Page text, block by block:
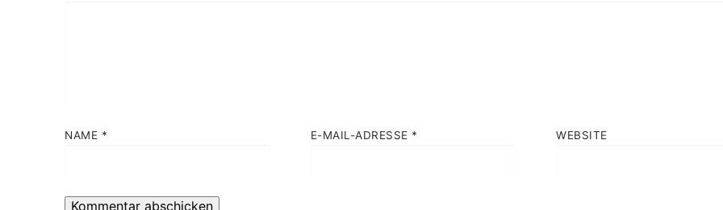
NAME * E-MAIL-ADRESSE * WEBSITE